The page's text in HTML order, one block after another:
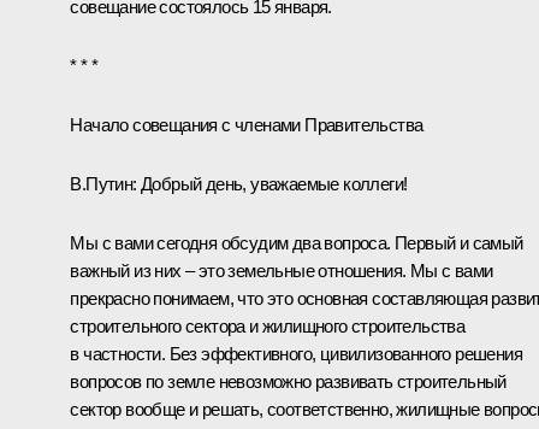
совещаниесостоялось 15 января.
* * *
Начало совещания с членами Правительства
В.Путин: Добрый день, уважаемые коллеги!
Мы с вами сегодня обсудим два вопроса. Первый и самый
важный из них – это земельные отношения. Мы с вами
прекрасно понимаем, что это основная составляющая
строительного сектора и жилищного строительства
в частности. Без эффективного, цивилизованного решения
вопросов по земле невозможно развивать строительный
сектор вообще и решать, соответственно, жилищные